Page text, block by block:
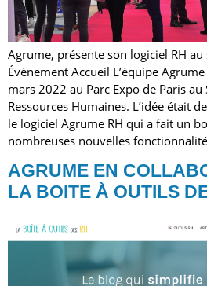
Agrume, présente son logiciel RH
Évènement Accueil L’équipe
mars 2022 au Parc Expo de Paris
Ressources Humaines. L’idée était
le logiciel Agrume RH qui a fait un
nombreuses nouvelles
AGRUME EN
LA BOITE À OUTILS